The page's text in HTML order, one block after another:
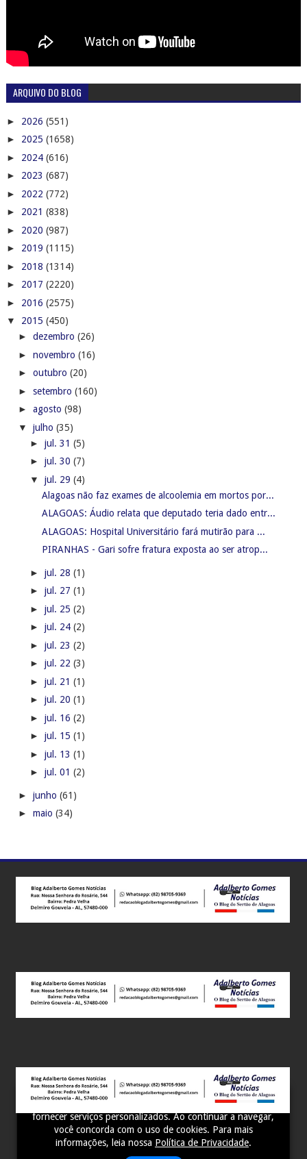
Este site utiliza cookies para melhorar sua experiência e
fornecer serviços personalizados. Ao continuar a navegar,
você concorda com o uso de cookies. Para mais
informações, leia nossa Política de Privacidade.
ARQUIVO DO BLOG
► 2026 (551)
► 2025 (1658)
► 2024 (616)
► 2023 (687)
► 2022 (772)
► 2021 (838)
► 2020 (987)
► 2019 (1115)
► 2018 (1314)
► 2017 (2220)
► 2016 (2575)
▼ 2015 (450)
► dezembro (26)
► novembro (16)
► outubro (20)
► setembro (160)
► agosto (98)
▼ julho (35)
► jul. 31 (5)
► jul. 30 (7)
▼ jul. 29 (4)
Alagoas não faz exames de alcoolemia em mortos por...
ALAGOAS: Áudio relata que deputado teria dado entr...
ALAGOAS: Hospital Universitário fará mutirão para ...
PIRANHAS - Gari sofre fratura exposta ao ser atrop...
► jul. 28 (1)
► jul. 27 (1)
► jul. 25 (2)
► jul. 24 (2)
► jul. 23 (2)
► jul. 22 (3)
► jul. 21 (1)
► jul. 20 (1)
► jul. 16 (2)
► jul. 15 (1)
► jul. 13 (1)
► jul. 01 (2)
► junho (61)
► maio (34)